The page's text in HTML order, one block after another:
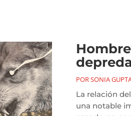
PORSONIA
La relación
una notable